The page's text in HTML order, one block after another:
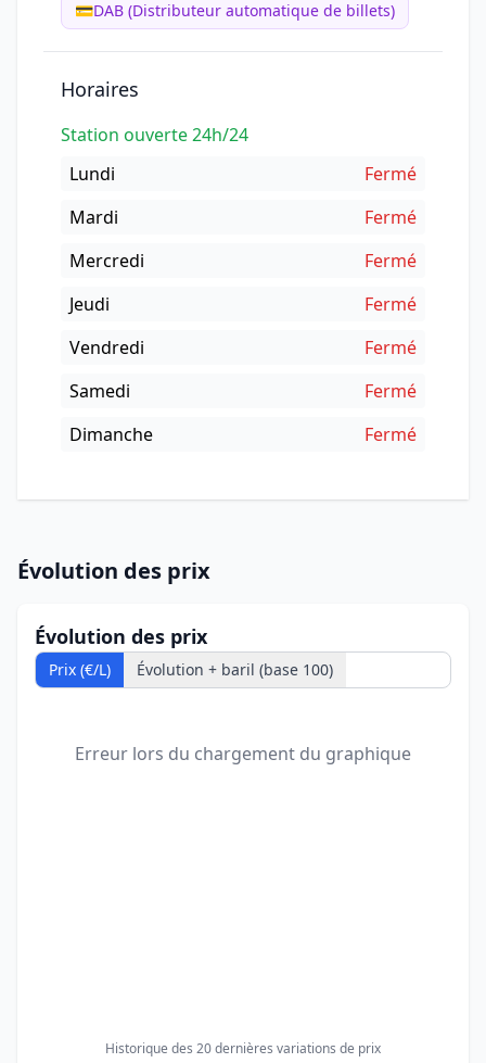
💳DAB (Distributeur automatique de billets)
Horaires
Station ouverte 24h/24
Lundi
Fermé
Mardi
Fermé
Mercredi
Fermé
Jeudi
Fermé
Vendredi
Fermé
Samedi
Fermé
Dimanche
Fermé
Évolution des prix
Évolution des prix
Prix (€/L) Évolution + baril (base 100)
Erreur lors du chargement du graphique
Historique des 20 dernières variations de prix